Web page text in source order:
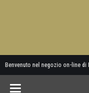
Benvenuto nel negozio on-line di
Toggle